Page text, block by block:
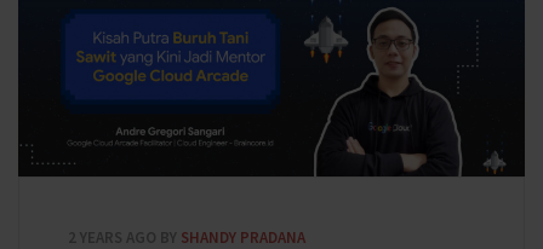
2 YEARS AGO BY SHANDY PRADANA